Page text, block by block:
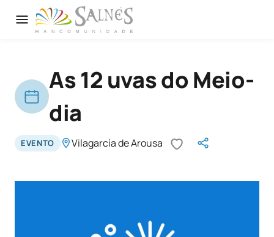
As 12 uvas do Meio-
dia
EVENTO Vilagarcía de Arousa